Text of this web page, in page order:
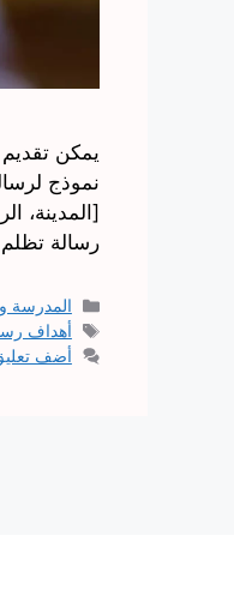
يمكن
نموذج
[المدينة،
رسالة
التصنيفات
المدرسة
الوسوم
أهداف
أضف